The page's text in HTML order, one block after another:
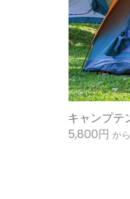
キャンプテ
5,800円 から